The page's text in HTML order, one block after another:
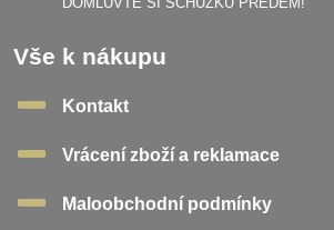
Vše k nákupu
Kontakt
Vrácení zboží a reklamace
Maloobchodní podmínky